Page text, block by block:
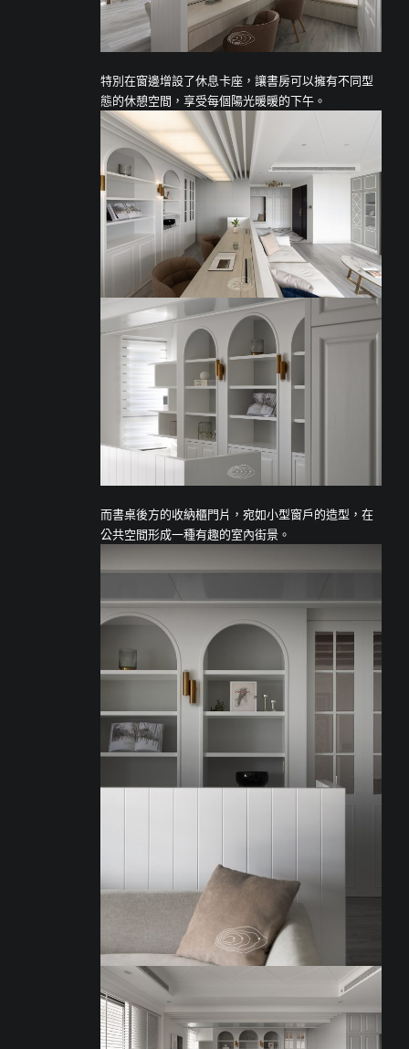
特別在窗邊增設了休息卡座，讓書房可以擁有不同型
態的休憩空間，享受每個陽光暖暖的下午。
而書桌後方的收納櫃門片，宛如小型窗戶的造型，在
公共空間形成一種有趣的室內街景。